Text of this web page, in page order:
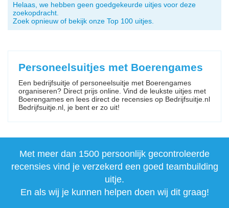
Helaas, we hebben geen goedgekeurde uitjes voor deze
zoekopdracht.
Zoek opnieuw of bekijk onze Top 100 uitjes.
Personeelsuitjes met Boerengames
Een bedrijfsuitje of personeelsuitje met Boerengames
organiseren? Direct prijs online. Vind de leukste uitjes met
Boerengames en lees direct de recensies op Bedrijfsuitje.nl
Bedrijfsuitje.nl, je bent er zo uit!
Met meer dan 1500 persoonlijk gecontroleerde
recensies vind je verzekerd een goed teambuilding
uitje.
En als wij je kunnen helpen doen wij dit graag!